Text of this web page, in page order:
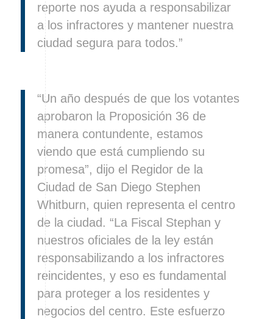
reporte nos ayuda a responsabilizar
a los infractores y mantener nuestra
ciudad segura para todos.”
“Un año después de que los votantes
aprobaron la Proposición 36 de
manera contundente, estamos
viendo que está cumpliendo su
promesa”, dijo el Regidor de la
Ciudad de San Diego Stephen
Whitburn, quien representa el centro
de la ciudad. “La Fiscal Stephan y
nuestros oficiales de la ley están
responsabilizando a los infractores
reincidentes, y eso es fundamental
para proteger a los residentes y
negocios del centro. Este esfuerzo